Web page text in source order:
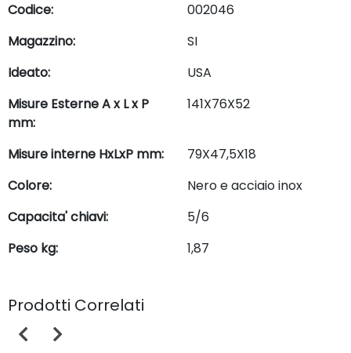
Codice:
002046
Magazzino:
SI
Ideato:
USA
Misure Esterne A x L x P
mm:
141X76X52
Misure interne HxLxP mm:
79X47,5X18
Colore:
Nero e acciaio inox
Capacita' chiavi:
5/6
Peso kg:
1,87
Prodotti Correlati